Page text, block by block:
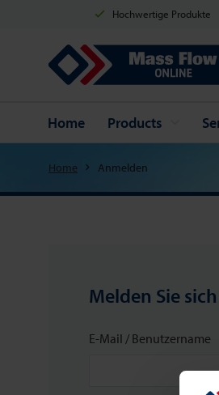
Hochwertige Produkte
Mass Flow Online
Home Products
Home Anmelden
Melden Sie
E-Mail / Benutzername